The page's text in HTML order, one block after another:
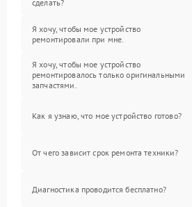
сделать?
Я хочу, чтобы мое устройство
ремонтировали при мне.
Я хочу, чтобы мое устройство
ремонтировалось только оригинальными
запчастями.
Как я узнаю, что мое устройство готово?
От чего зависит срок ремонта техники?
Диагностика проводится бесплатно?